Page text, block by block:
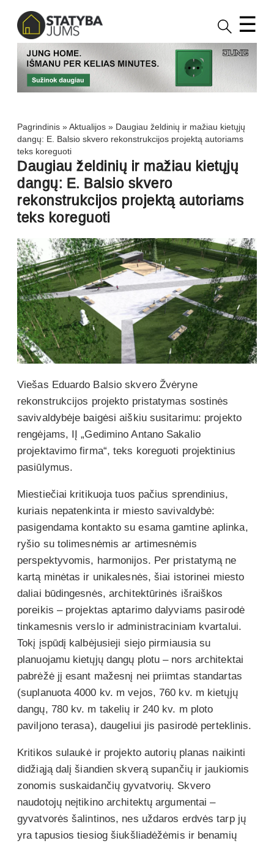
☰
Pagrindinis »Aktualijos » Daugiau želdinių ir mažiau kietųjų
dangų: E. Balsio skvero rekonstrukcijos projektą autoriams
teks koreguoti
Daugiau želdinių ir mažiau kietųjų
dangų: E. Balsio skvero
rekonstrukcijos projektą autoriams
teks koreguoti
Viešas Eduardo Balsio skvero Žvėryne
rekonstrukcijos projekto pristatymas sostinės
savivaldybėje baigėsi aiškiu susitarimu: projekto
rengėjams, IĮ „Gedimino Antano Sakalio
projektavimo firma“, teks koreguoti projektinius
pasiūlymus.
Miestiečiai kritikuoja tuos pačius sprendinius,
kuriais nepatenkinta ir miesto savivaldybė:
pasigendama kontakto su esama gamtine aplinka,
ryšio su tolimesnėmis ar artimesnėmis
perspektyvomis, harmonijos. Per pristatymą ne
kartą minėtas ir unikalesnės, šiai istorinei miesto
daliai būdingesnės, architektūrinės išraiškos
poreikis – projektas aptarimo dalyviams pasirodė
tinkamesnis verslo ir administraciniam kvartalui.
Tokį įspūdį kalbėjusieji siejo pirmiausia su
planuojamu kietųjų dangų plotu – nors architektai
pabrėžė jį esant mažesnį nei priimtas standartas
(suplanuota 4000 kv. m vejos, 760 kv. m kietųjų
dangų, 780 kv. m takelių ir 240 kv. m ploto
paviljono terasa), daugeliui jis pasirodė perteklinis.
Kritikos sulaukė ir projekto autorių planas naikinti
didžiąją dalį šiandien skverą supančių ir jaukiomis
zonomis suskaidančių gyvatvorių. Skvero
naudotojų neįtikino architektų argumentai –
gyvatvorės šalintinos, nes uždaros erdvės tarp jų
yra tapusios tiesiog šiukšliadėžėmis ir benamių